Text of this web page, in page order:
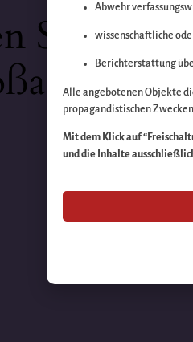
Sie
Abwehr
wissenschaftliche
Berichterstattung
Alle angebotenen Objekte
propagandistischen
Mit dem Klick auf
und die Inhalte